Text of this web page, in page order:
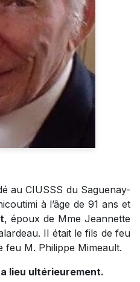
au CIUSSS du Saguenay-
à l’âge de 91 ans et
, époux de Mme Jeannette
Il était le fils de feu
feu M. Philippe Mimeault.
lieu ultérieurement.